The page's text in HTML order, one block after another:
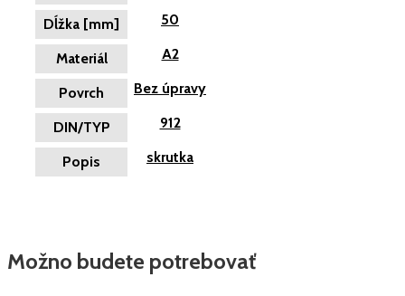
Dĺžka [mm] 50
Materiál A2
Povrch Bez úpravy
DIN/TYP 912
Popis skrutka
Možno budete potrebovať